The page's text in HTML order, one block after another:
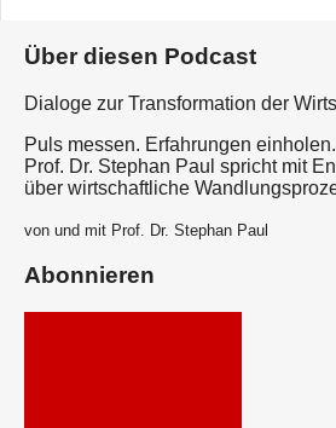
Über diesen Podcast
Dialoge zur Transformation der
Puls messen. Erfahrungen
Prof. Dr. Stephan Paul spricht mit
über wirtschaftliche
von und mit Prof. Dr. Stephan Paul
Abonnieren